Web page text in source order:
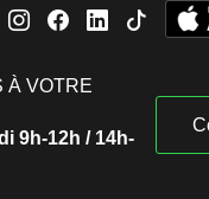
À VOTRE
9h-12h / 14h-